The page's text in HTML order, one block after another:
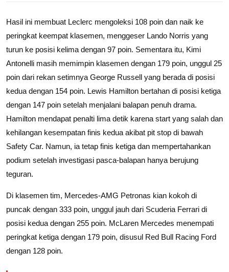
Hasil ini membuat Leclerc mengoleksi 108 poin dan naik ke
peringkat keempat klasemen, menggeser Lando Norris yang
turun ke posisi kelima dengan 97 poin. Sementara itu, Kimi
Antonelli masih memimpin klasemen dengan 179 poin, unggul 25
poin dari rekan setimnya George Russell yang berada di posisi
kedua dengan 154 poin. Lewis Hamilton bertahan di posisi ketiga
dengan 147 poin setelah menjalani balapan penuh drama.
Hamilton mendapat penalti lima detik karena start yang salah dan
kehilangan kesempatan finis kedua akibat pit stop di bawah
Safety Car. Namun, ia tetap finis ketiga dan mempertahankan
podium setelah investigasi pasca-balapan hanya berujung
teguran.
Di klasemen tim, Mercedes-AMG Petronas kian kokoh di
puncak dengan 333 poin, unggul jauh dari Scuderia Ferrari di
posisi kedua dengan 255 poin. McLaren Mercedes menempati
peringkat ketiga dengan 179 poin, disusul Red Bull Racing Ford
dengan 128 poin.